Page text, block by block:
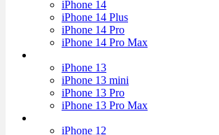
iPhone 14
iPhone 14 Plus
iPhone 14 Pro
iPhone 14 Pro Max
iPhone 13
iPhone 13 mini
iPhone 13 Pro
iPhone 13 Pro Max
iPhone 12